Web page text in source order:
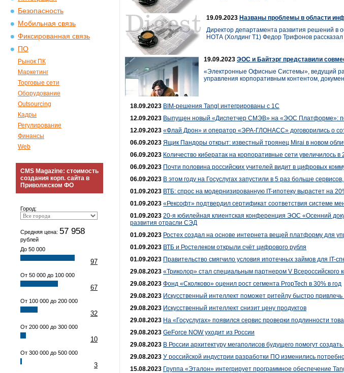
Безопасность
Мобильная связь
Фиксированная связь
ПО
Рынок ПК
Маркетинг
Торговые сети
Оборудование
Outsourcing
Кадры
Регулирование
Финансы
Web
CMS Magazine: стоимость
создания корп. сайта в
Приволжском ФО
Город:
Средняя цена: 57 958
рублей
До 50 000
97
От 50 000 до 100 000
67
От 100 000 до 200 000
32
От 200 000 до 300 000
10
От 300 000 до 500 000
3
19.09.2023 Названы проблемы в области
Директор департамента развития решений в
НОТА (Холдинг Т1) Федор Трифонов рассказал
19.09.2023 ЭОС и Байтэрг представили
«Электронные Офисные Системы», ведущий
управления корпоративным контентом,
18.09.2023 BIM-решения Tangl интегрированы с 1С
12.09.2023 Выпущен новый «Диспетчер СМЭВ» на «ЭОС Платформе»:
12.09.2023 «Флай Дрон» и оператор «ЭРА-ГЛОНАСС» договорились о
06.09.2023 Ящик Пандоры открыт: известный троянец Mirai в новом
06.09.2023 Количество кибератак на корпоративные сети увеличилось в
06.09.2023 Почти половина российских учителей видит в цифровых
06.09.2023 В этом году на Госуслугах запустили в 5 раз больше
01.09.2023 ВТБ: спрос на модернизированную IT-ипотеку вырастет на
01.09.2023 «Рексофт» подтвердил сертификат соответствия системе
01.09.2023 20-я юбилейная клиентская конференция ЭОС «Осенний
развития отрасли СЭД
01.09.2023 Ростех создал на основе интернета вещей платформу для
01.09.2023 ВТБ и Ростелеком открыли счёт цифрового рубля
01.09.2023 Правительство смягчило условия ипотечных займов для IT-
29.08.2023 «Триколор» стал специальным партнером V Всероссийского
29.08.2023 Фонд «Сколково» оценил рост сегмента PropTech в 30% в год
29.08.2023 Искусственный интеллект поможет ритейлу быстро
29.08.2023 Искусственный интеллект снизит цену продуктов
29.08.2023 На «Госуслугах» появился сервис проверки подлинности
29.08.2023 GeForce NOW уходит из России
29.08.2023 В России архитектуру мегаполисов будущего помогут
29.08.2023 У российской индустрии разработки ПО изменились
15.08.2023 Группа «Эталон» интегрирует программное обеспечение